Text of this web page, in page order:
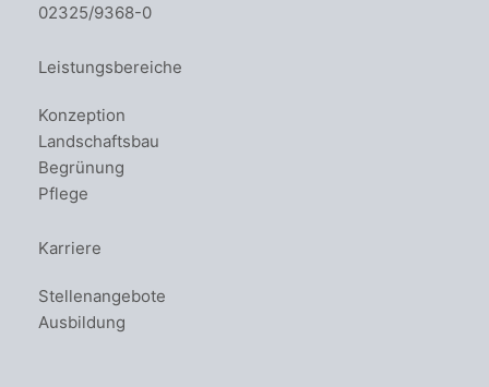
02325/9368-0
Leistungsbereiche
Konzeption
Landschaftsbau
Begrünung
Pflege
Karriere
Stellenangebote
Ausbildung